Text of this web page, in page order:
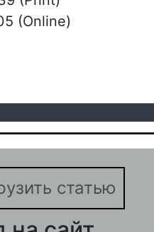
(Online)
статью